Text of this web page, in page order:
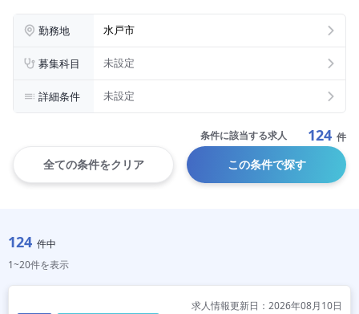
勤務地 水戸市
募集科目 未設定
詳細条件 未設定
条件に該当する求人 124 件
全ての条件をクリア この条件で探す
124 件中
1~20件を表示
求人情報更新日：2026年08月10日